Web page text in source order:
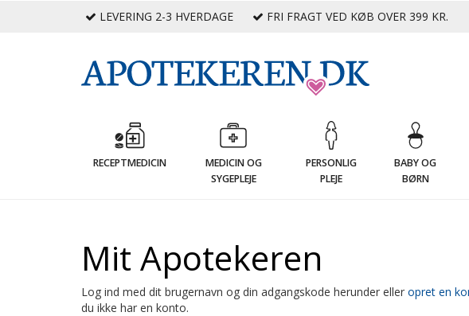
LEVERING 2-3 HVERDAGE FRI FRAGT VED KØB OVER 399 KR.
RECEPTMEDICIN
MEDICIN OG
SYGEPLEJE
PERSONLIG
PLEJE
BABY OG
BØRN
Mit Apotekeren
Log ind med dit brugernavn og din adgangskode herunder eller opret en
du ikke har en konto.